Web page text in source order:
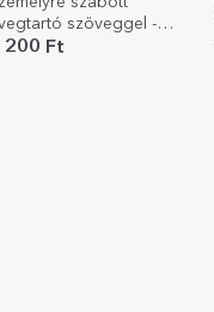
szöveggel -
200 Ft